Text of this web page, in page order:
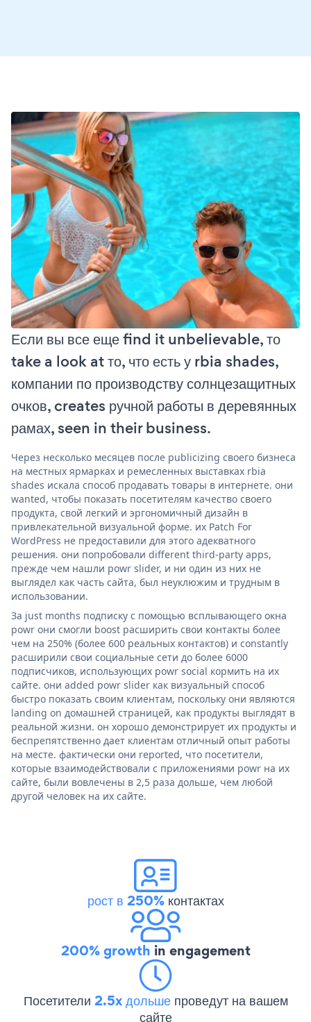
Если вы все еще find it unbelievable, то
take a look at то, что есть у rbia shades,
компании по производству солнцезащитных
очков, creates ручной работы в деревянных
рамах, seen in their business.
Через несколько месяцев после publicizing своего бизнеса
на местных ярмарках и ремесленных выставках rbia
shades искала способ продавать товары в интернете. они
wanted, чтобы показать посетителям качество своего
продукта, свой легкий и эргономичный дизайн в
привлекательной визуальной форме. их Patch For
WordPress не предоставили для этого адекватного
решения. они попробовали different third-party apps,
прежде чем нашли powr slider, и ни один из них не
выглядел как часть сайта, был неуклюжим и трудным в
использовании.
За just months подписку с помощью всплывающего окна
powr они смогли boost расширить свои контакты более
чем на 250% (более 600 реальных контактов) и constantly
расширили свои социальные сети до более 6000
подписчиков, использующих powr social кормить на их
сайте. они added powr slider как визуальный способ
быстро показать своим клиентам, поскольку они являются
landing on домашней страницей, как продукты выглядят в
реальной жизни. он хорошо демонстрирует их продукты и
беспрепятственно дает клиентам отличный опыт работы
на месте. фактически они reported, что посетители,
которые взаимодействовали с приложениями powr на их
сайте, были вовлечены в 2,5 раза дольше, чем любой
другой человек на их сайте.
рост в 250%контактах
200% growth in engagement
Посетители 2.5x дольше проведут на вашем
сайте